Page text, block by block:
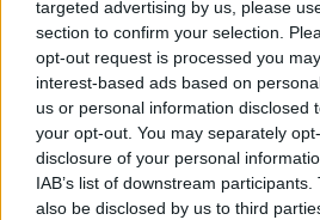
targeted advertising by us, please
section to confirm your selection.
opt-out request is processed you
interest-based ads based on
us or personal information disclosed
your opt-out. You may separately
disclosure of your personal
IAB’s list of downstream
also be disclosed by us to third
Votantes y
Por Juan Manuel
El Conflicto de Oriente
Un Nuevo Orden
en Construcción
Por
Álvaro Frutos Rosado y Gabinete
Geopolítica de Crisis